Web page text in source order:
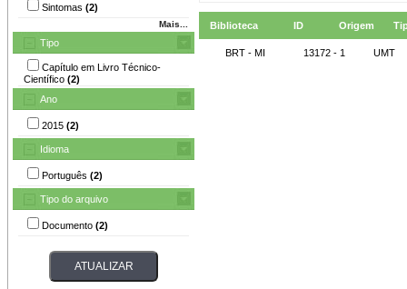
Sintomas (2)
Mais...
Tipo
Capítulo em Livro Técnico-
Científico (2)
Ano
2015 (2)
Idioma
Português (2)
Tipo do arquivo
Documento (2)
Biblioteca ID Origem
BRT - MI 13172 - 1 UMT